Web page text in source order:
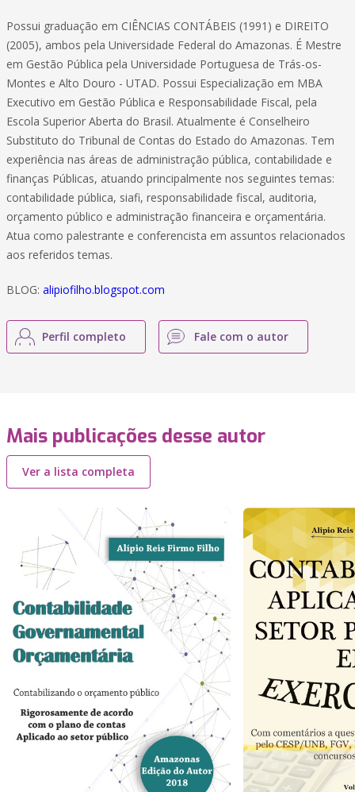
Possui graduação em CIÊNCIAS CONTÁBEIS (1991) e DIREITO
(2005), ambos pela Universidade Federal do Amazonas. É Mestre
em Gestão Pública pela Universidade Portuguesa de Trás-os-
Montes e Alto Douro - UTAD. Possui Especialização em MBA
Executivo em Gestão Pública e Responsabilidade Fiscal, pela
Escola Superior Aberta do Brasil. Atualmente é Conselheiro
Substituto do Tribunal de Contas do Estado do Amazonas. Tem
experiência nas áreas de administração pública, contabilidade e
finanças Públicas, atuando principalmente nos seguintes temas:
contabilidade pública, siafi, responsabilidade fiscal, auditoria,
orçamento público e administração financeira e orçamentária.
Atua como palestrante e conferencista em assuntos relacionados
aos referidos temas.
BLOG: alipiofilho.blogspot.com
Perfil completo Fale com o autor
Mais publicações desse autor
Ver a lista completa